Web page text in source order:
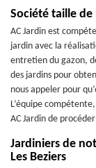
Société taille
AC Jardin est
jardin avec la
entretien du gazon,
des jardins pour
nous appeler pour
L’équipe
AC Jardin de
Jardiniers de
Les Beziers